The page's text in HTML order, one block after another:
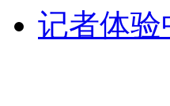
消防员救轻生者 花炮
记者体